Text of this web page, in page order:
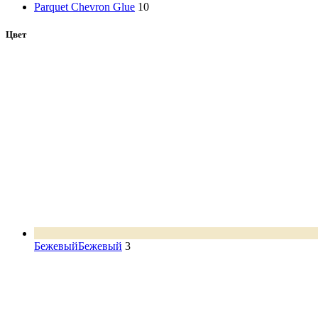
Parquet Chevron Glue 10
Цвет
БежевыйБежевый 3